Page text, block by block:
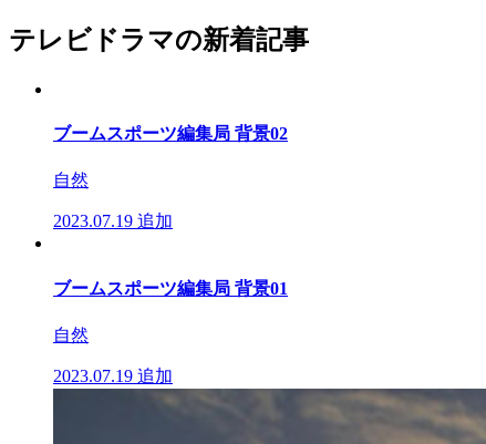
テレビドラマの新着記事
ブームスポーツ編集局 背景02
自然
2023.07.19 追加
ブームスポーツ編集局 背景01
自然
2023.07.19 追加